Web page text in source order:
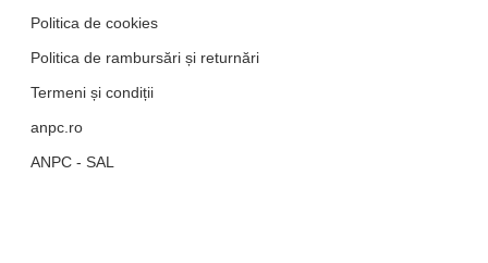
Politica de cookies
Politica de rambursări și returnări
Termeni și condiții
anpc.ro
ANPC - SAL